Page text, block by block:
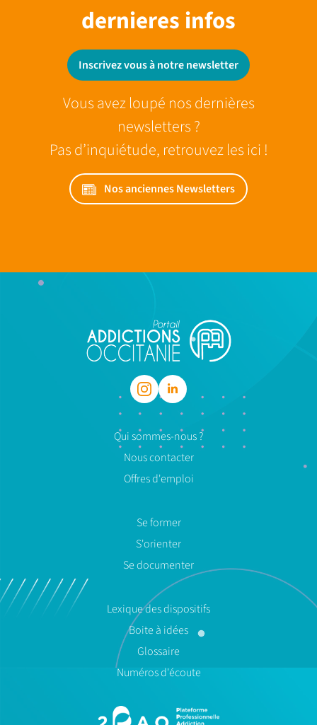
dernieres infos
Inscrivez vous à notre newsletter
Vous avez loupé nos dernières
newsletters ?
Pas d’inquiétude, retrouvez les ici !
Nos anciennes Newsletters
Qui sommes-nous ?
Nous contacter
Offres d'emploi
Se former
S'orienter
Se documenter
Lexique des dispositifs
Boite à idées
Glossaire
Numéros d'écoute